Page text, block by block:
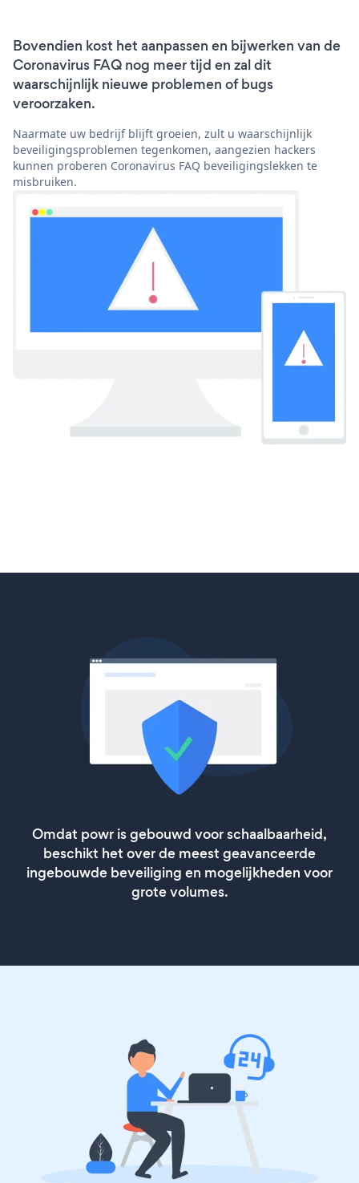
Bovendien kost het aanpassen en bijwerken van de
Coronavirus FAQ nog meer tijd en zal dit
waarschijnlijk nieuwe problemen of bugs
veroorzaken.
Naarmate uw bedrijf blijft groeien, zult u waarschijnlijk
beveiligingsproblemen tegenkomen, aangezien hackers
kunnen proberen Coronavirus FAQ beveiligingslekken te
misbruiken.
Omdat powr is gebouwd voor schaalbaarheid,
beschikt het over de meest geavanceerde
ingebouwde beveiliging en mogelijkheden voor
grote volumes.